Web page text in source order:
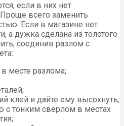
если в них нет
всего заменить
Если в магазине нет
а дужка сделана из толстого
соединив разлом с
месте разлома;
клей и дайте ему высохнуть;
с тонким сверлом в местах